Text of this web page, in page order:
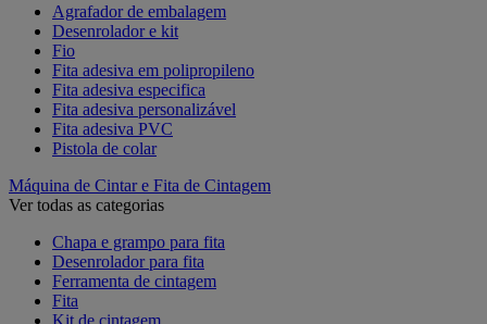
Agrafador de embalagem
Desenrolador e kit
Fio
Fita adesiva em polipropileno
Fita adesiva especifica
Fita adesiva personalizável
Fita adesiva PVC
Pistola de colar
Máquina de Cintar e Fita de Cintagem
Ver todas as categorias
Chapa e grampo para fita
Desenrolador para fita
Ferramenta de cintagem
Fita
Kit de cintagem